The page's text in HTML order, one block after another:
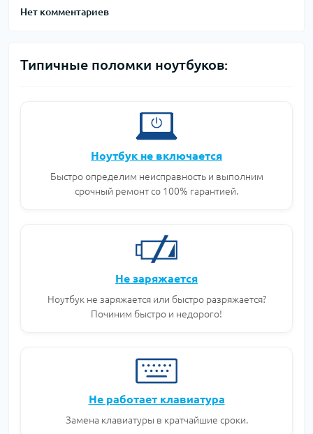
Нет комментариев
Типичные поломки ноутбуков:
Ноутбук не включается
Быстро определим неисправность и выполним
срочный ремонт со 100% гарантией.
Не заряжается
Ноутбук не заряжается или быстро разряжается?
Починим быстро и недорого!
Не работает клавиатура
Замена клавиатуры в кратчайшие сроки.